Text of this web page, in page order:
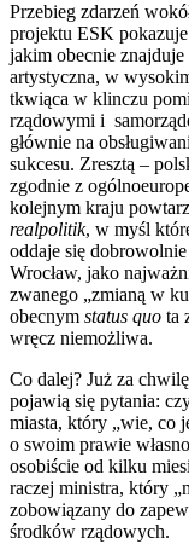
Przebieg zdarzeń
projektu ESK
jakim obecnie
artystyczna, w
tkwiąca w klinczu
rządowymi i
głównie na
sukcesu. Zresztą –
zgodnie z
kolejnym kraju
realpolitik, w myśl
oddaje się
Wrocław, jako
zwanego „zmianą w
obecnym status quo ta
wręcz niemożliwa.
Co dalej? Już za
pojawią się pytania:
miasta, który „wie, co
o swoim prawie
osobiście od kilku
raczej ministra, który
zobowiązany do
środków rządowych.